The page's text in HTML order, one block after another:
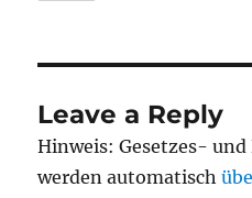
Leave a Reply
Hinweis: Gesetzes-
werden automatisch